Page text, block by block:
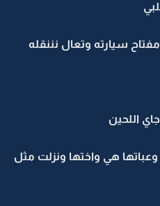
سيارته وتعال نننقله
جاي اللحين
هي واختها ونزلت مثل